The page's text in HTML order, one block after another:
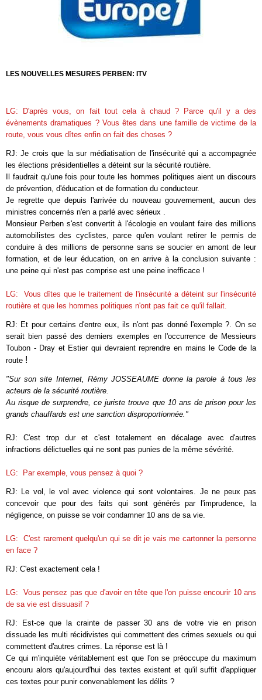
LES NOUVELLES MESURES PERBEN: ITV
LG: D'après vous, on fait tout cela à chaud ? Parce qu'il y a des
évènements dramatiques ? Vous êtes dans une famille de victime de la
route, vous vous dîtes enfin on fait des choses ?
RJ: Je crois que la sur médiatisation de l'insécurité qui a accompagnée
les élections présidentielles a déteint sur la sécurité routière.
Il faudrait qu'une fois pour toute les hommes politiques aient un discours
de prévention, d'éducation et de formation du conducteur.
Je regrette que depuis l'arrivée du nouveau gouvernement, aucun des
ministres concernés n'en a parlé avec sérieux .
Monsieur Perben s'est convertit à l'écologie en voulant faire des millions
automobilistes des cyclistes, parce qu'en voulant retirer le permis de
conduire à des millions de personne sans se soucier en amont de leur
formation, et de leur éducation, on en arrive à la conclusion suivante :
une peine qui n'est pas comprise est une peine inefficace !
LG: Vous dîtes que le traitement de l'insécurité a déteint sur l'insécurité
routière et que les hommes politiques n'ont pas fait ce qu'il fallait.
RJ: Et pour certains d'entre eux, ils n'ont pas donné l'exemple ?. On se
serait bien passé des derniers exemples en l'occurrence de Messieurs
Toubon - Dray et Estier qui devraient reprendre en mains le Code de la
route !
"Sur son site Internet, Rémy JOSSEAUME donne la parole à tous les
acteurs de la sécurité routière.
Au risque de surprendre, ce juriste trouve que 10 ans de prison pour les
grands chauffards est une sanction disproportionnée."
RJ: C'est trop dur et c'est totalement en décalage avec d'autres
infractions délictuelles qui ne sont pas punies de la même sévérité.
LG: Par exemple, vous pensez à quoi ?
RJ: Le vol, le vol avec violence qui sont volontaires. Je ne peux pas
concevoir que pour des faits qui sont générés par l'imprudence, la
négligence, on puisse se voir condamner 10 ans de sa vie.
LG:
C'est rarement quelqu'un qui se dit je vais me cartonner la personne
en face ?
RJ: C'est exactement cela !
LG:
Vous pensez pas que d'avoir en tête que l'on puisse encourir 10 ans
de sa vie est dissuasif ?
RJ: Est-ce que la crainte de passer 30 ans de votre vie en prison
dissuade les multi récidivistes qui commettent des crimes sexuels ou qui
commettent d'autres crimes. La réponse est là !
Ce qui m'inquiète véritablement est que l'on se préoccupe du maximum
encouru alors qu'aujourd'hui des textes existent et qu'il suffit d'appliquer
ces textes pour punir convenablement les délits ?